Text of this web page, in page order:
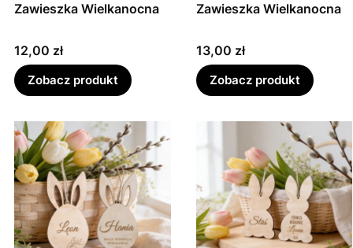
Zawieszka Wielkanocna
Cena
12,00 zł
Zobacz produkt
Zawieszka Wielkanocna
Cena
13,00 zł
Zobacz produkt